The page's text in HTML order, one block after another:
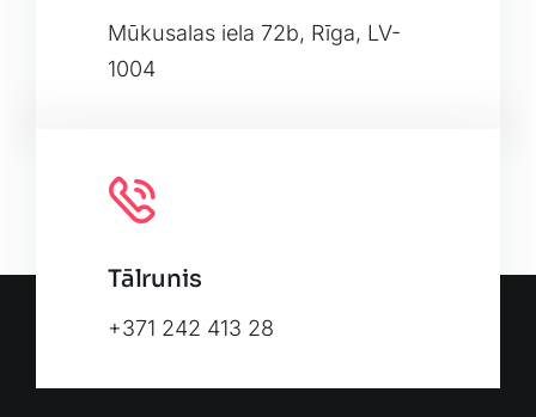
OpenStreetMap, under ODbL.
Mūkusalas iela 72b, Rīga, LV-
1004
Tālrunis
+371 242 413 28